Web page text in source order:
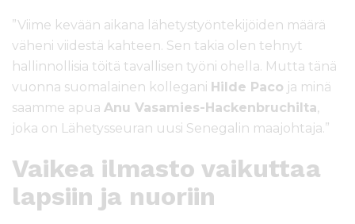
”Viime kevään aikana lähetystyöntekijöiden määrä
väheni viidestä kahteen. Sen takia olen tehnyt
hallinnollisia töitä tavallisen työni ohella. Mutta tänä
vuonna suomalainen kollegani Hilde Paco ja minä
saamme apua Anu Vasamies-Hackenbruchilta,
joka on Lähetysseuran uusi Senegalin maajohtaja.”
Vaikea ilmasto vaikuttaa
lapsiin ja nuoriin